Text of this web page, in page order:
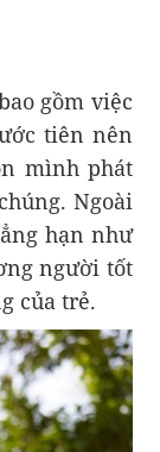
gồm việc
tiên nên
mình phát
Ngoài
hạn như
người tốt
của trẻ.